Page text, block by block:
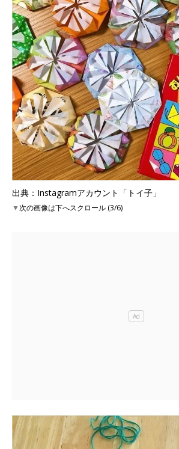
出典：Instagramアカウント「トイ子」
▼次の画像は下へスクロール (3/6)